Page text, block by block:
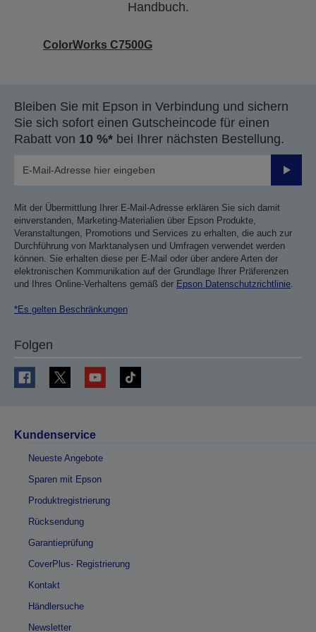
Handbuch.
ColorWorks C7500G
Bleiben Sie mit Epson in Verbindung und sichern
Sie sich sofort einen Gutscheincode für einen
Rabatt von 10 %* bei Ihrer nächsten Bestellung.
Mit der Übermittlung Ihrer E-Mail-Adresse erklären Sie sich damit
einverstanden, Marketing-Materialien über Epson Produkte,
Veranstaltungen, Promotions und Services zu erhalten, die auch zur
Durchführung von Marktanalysen und Umfragen verwendet werden
können. Sie erhalten diese per E-Mail oder über andere Arten der
elektronischen Kommunikation auf der Grundlage Ihrer Präferenzen
und Ihres Online-Verhaltens gemäß der Epson Datenschutzrichtlinie
*Es gelten Beschränkungen
Folgen
Kundenservice
Neueste Angebote
Sparen mit Epson
Produktregistrierung
Rücksendung
Garantieprüfung
CoverPlus- Registrierung
Kontakt
Händlersuche
Newsletter